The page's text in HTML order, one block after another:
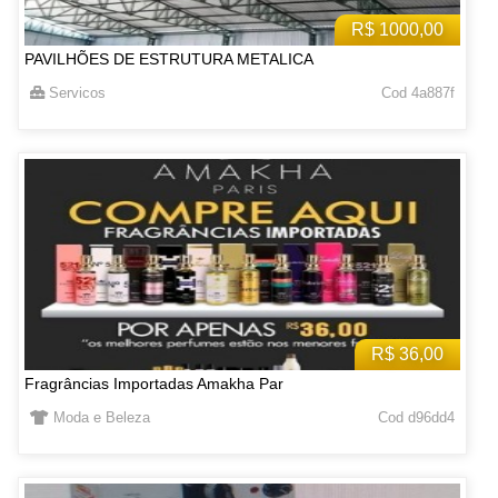
R$ 1000,00
PAVILHÕES DE ESTRUTURA METALICA
Servicos Cod 4a887f
R$ 36,00
Fragrâncias Importadas Amakha Par
Moda e Beleza Cod d96dd4